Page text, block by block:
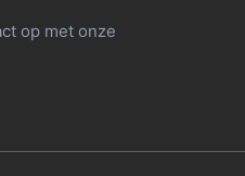
op met onze